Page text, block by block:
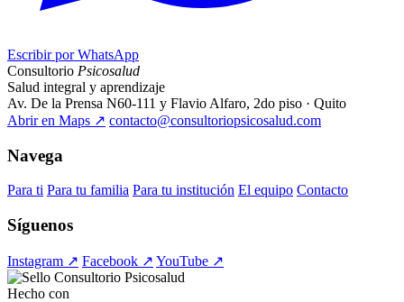
Escribir por WhatsApp
Consultorio Psicosalud
Salud integral y aprendizaje
Av. De la Prensa N60-111 y Flavio Alfaro, 2do piso · Quito
Abrir en Maps ↗ contacto@consultoriopsicosalud.com
Navega
Para ti Para tu familia Para tu institución El equipo Contacto
Síguenos
Instagram ↗ Facebook ↗ YouTube ↗
Hecho con